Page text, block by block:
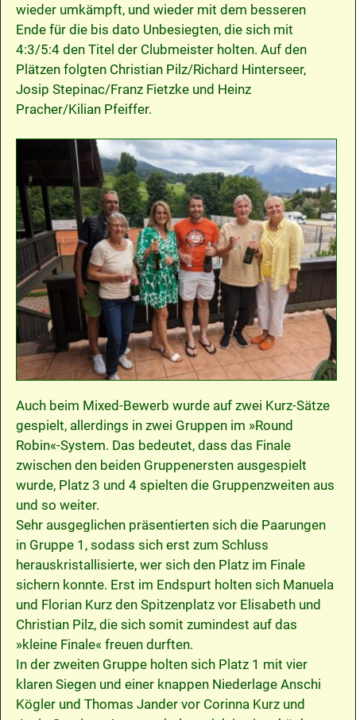
wieder umkämpft, und wieder mit dem besseren
Ende für die bis dato Unbesiegten, die sich mit
4:3/5:4 den Titel der Clubmeister holten. Auf den
Plätzen folgten Christian Pilz/Richard Hinterseer,
Josip Stepinac/Franz Fietzke und Heinz
Pracher/Kilian Pfeiffer.
Auch beim Mixed-Bewerb wurde auf zwei Kurz-Sätze
gespielt, allerdings in zwei Gruppen im »Round
Robin«-System. Das bedeutet, dass das Finale
zwischen den beiden Gruppenersten ausgespielt
wurde, Platz 3 und 4 spielten die Gruppenzweiten aus
und so weiter.
Sehr ausgeglichen präsentierten sich die Paarungen
in Gruppe 1, sodass sich erst zum Schluss
herauskristallisierte, wer sich den Platz im Finale
sichern konnte. Erst im Endspurt holten sich Manuela
und Florian Kurz den Spitzenplatz vor Elisabeth und
Christian Pilz, die sich somit zumindest auf das
»kleine Finale« freuen durften.
In der zweiten Gruppe holten sich Platz 1 mit vier
klaren Siegen und einer knappen Niederlage Anschi
Kögler und Thomas Jander vor Corinna Kurz und